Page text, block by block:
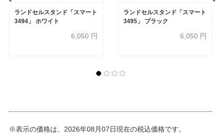
ランドセルスタンド「スマート
3494」 ホワイト
6,050 円
ランドセルスタンド「スマート
3495」 ブラック
6,050 円
※表示の価格は、2026年08月07日現在の税込価格です。